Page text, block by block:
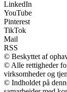
LinkedIn
YouTube
Pinterest
TikTok
Mail
RSS
© Beskyttet af
© Alle rettigheder
virksomheder og
© Indholdet på